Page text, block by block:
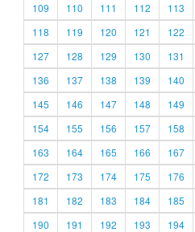
109
110 111 112 113
118
119 120 121 122
127
128 129 130 131
136
137 138 139 140
145
146 147 148 149
154
155 156 157 158
163
164 165 166 167
172
173 174 175 176
181
182 183 184 185
190
191 192 193 194